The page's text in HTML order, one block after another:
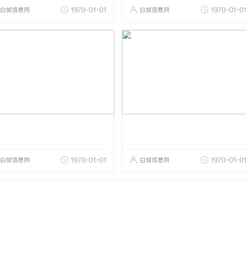
白城信息网 1970-01-01 白城信息网 1970-01-01
白城信息网 1970-01-01 白城信息网 1970-01-01